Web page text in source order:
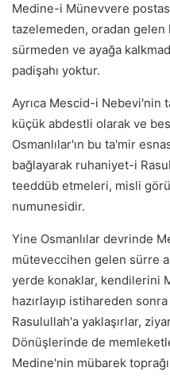
Medine-i Münevvere
tazelemeden, oradan gelen
sürmeden ve ayağa
padişahı yoktur.
Ayrıca Mescid-i Nebevi'nin
küçük abdestli olarak ve
Osmanlılar'ın bu ta'mir
bağlayarak ruhaniyet-i
teeddüb etmeleri, misli
numunesidir.
Yine Osmanlılar devrinde
müteveccihen gelen sürre
yerde konaklar, kendilerini
hazırlayıp istihareden
Rasulullah'a yaklaşırlar,
Dönüşlerinde de
Medine'nin mübarek